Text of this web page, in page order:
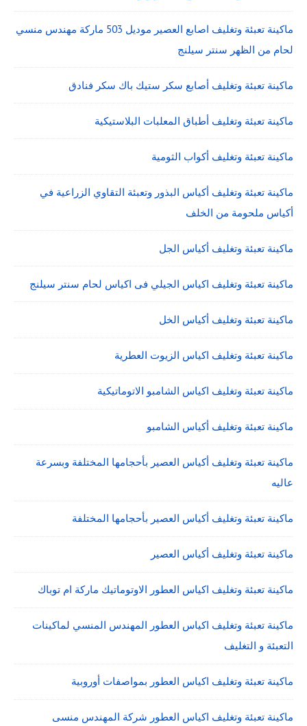
ماكينة تعبئة وتغليف اصابع العصير موديل 503 ماركة مهندس منسي
لحام من الظهر سنتر سيلنج
ماكينة تعبئة وتغليف أصابع سكر ستيك باك سكر فنادق
ماكينة تعبئة وتغليف أطباق المعلبات البلاستيكية
ماكينة تعبئة وتغليف أكواب الثومية
ماكينة تعبئة وتغليف أكياس البذور وتعبئة التقاوي الزراعية في
أكياس ملحومة من الخلف
ماكينة تعبئة وتغليف أكياس الجل
ماكينة تعبئة وتغليف اكياس الجيلي فى اكياس لحام سنتر سيلنج
ماكينة تعبئة وتغليف أكياس الخل
ماكينة تعبئة وتغليف اكياس الزيوت العطرية
ماكينة تعبئة وتغليف اكياس الشامبو الاتوماتيكية
ماكينة تعبئة وتغليف أكياس الشامبو
ماكينة تعبئة وتغليف أكياس العصير بأحجامها المختلفة وبسرعة
عاليه
ماكينة تعبئة وتغليف أكياس العصير بأحجامها المختلفة
ماكينة تعبئة وتغليف أكياس العصير
ماكينة تعبئة وتغليف اكياس العطور الاوتوماتيك ماركة ام توباك
ماكينة تعبئة وتغليف اكياس العطور المهندس المنسي لماكينات
التعبئة و التغليف
ماكينة تعبئة وتغليف اكياس العطور بمواصفات أوروبية
ماكينة تعبئة وتغليف اكياس العطور شركة المهندس منسى